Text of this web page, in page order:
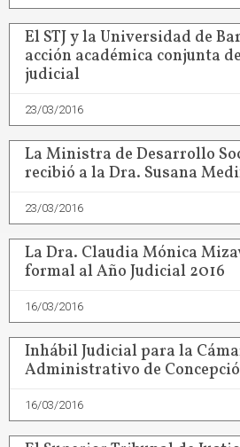
El STJ y la Universidad de
acción académica conjunta
judicial
23/03/2016
La Ministra de Desarrollo
recibió a la Dra. Susana
23/03/2016
La Dra. Claudia Mónica
formal al Año Judicial 2016
16/03/2016
Inhábil Judicial para la
Administrativo de
16/03/2016